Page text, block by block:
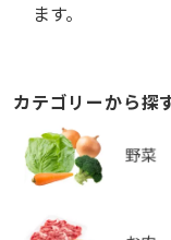
ます。
カテゴリーから探